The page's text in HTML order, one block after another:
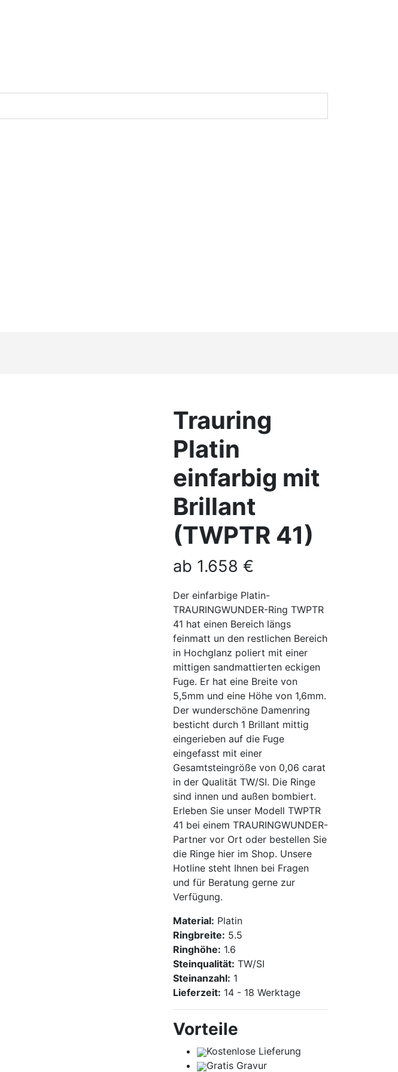
Trauring
Platin
einfarbig mit
Brillant
(TWPTR 41)
ab 1.658 €
Der einfarbige Platin-
TRAURINGWUNDER-Ring TWPTR
41 hat einen Bereich längs
feinmatt un den restlichen Bereich
in Hochglanz poliert mit einer
mittigen sandmattierten eckigen
Fuge. Er hat eine Breite von
5,5mm und eine Höhe von 1,6mm.
Der wunderschöne Damenring
besticht durch 1 Brillant mittig
eingerieben auf die Fuge
eingefasst mit einer
Gesamtsteingröße von 0,06 carat
in der Qualität TW/SI. Die Ringe
sind innen und außen bombiert.
Erleben Sie unser Modell TWPTR
41 bei einem TRAURINGWUNDER-
Partner vor Ort oder bestellen Sie
die Ringe hier im Shop. Unsere
Hotline steht Ihnen bei Fragen
und für Beratung gerne zur
Verfügung.
Material: Platin
Ringbreite: 5.5
Ringhöhe: 1.6
Steinqualität: TW/SI
Steinanzahl: 1
Lieferzeit: 14 - 18 Werktage
Vorteile
Kostenlose Lieferung
Gratis Gravur